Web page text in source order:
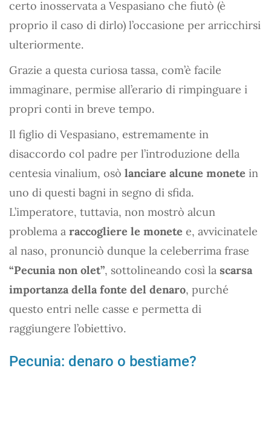
certo inosservata a Vespasiano che fiutò (è
proprio il caso di dirlo) l’occasione per arricchirsi
ulteriormente.
Grazie a questa curiosa tassa, com’è facile
immaginare, permise all’erario di rimpinguare i
propri conti in breve tempo.
Il figlio di Vespasiano, estremamente in
disaccordo col padre per l’introduzione della
centesia vinalium, osò lanciare alcune monete in
uno di questi bagni in segno di sfida.
L’imperatore, tuttavia, non mostrò alcun
problema a raccogliere le monete e, avvicinatele
al naso, pronunciò dunque la celeberrima frase
“Pecunia non olet”, sottolineando così la scarsa
importanza della fonte del denaro, purché
questo entri nelle casse e permetta di
raggiungere l’obiettivo.
Pecunia: denaro o bestiame?